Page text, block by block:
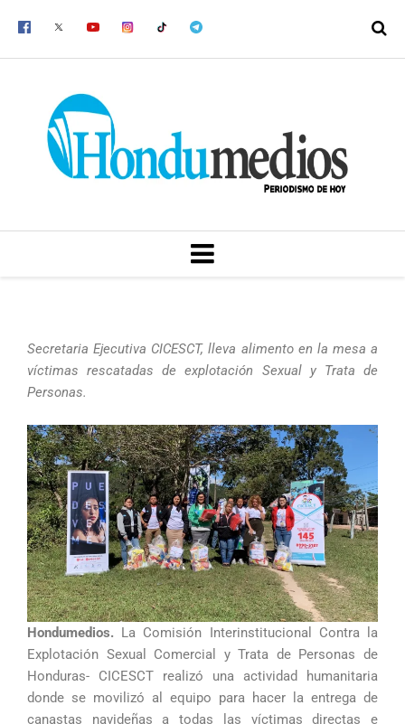
MENU
Secretaria Ejecutiva CICESCT, lleva alimento en la mesa a
víctimas rescatadas de explotación Sexual y Trata de
Personas.
Hondumedios. La Comisión Interinstitucional Contra la
Explotación Sexual Comercial y Trata de Personas de
Honduras- CICESCT realizó una actividad humanitaria
donde se movilizó al equipo para hacer la entrega de
canastas navideñas a todas las víctimas directas e